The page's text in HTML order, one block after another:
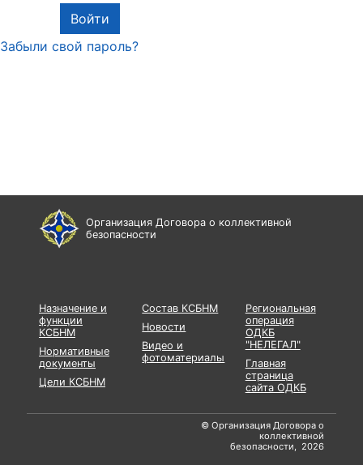
Забыли свой пароль?
Организация Договора о коллективной
безопасности
Назначение и
функции
КСБНМ
Нормативные
документы
Цели КСБНМ
Состав КСБНМ
Новости
Видео и
фотоматериалы
Региональная
операция
ОДКБ
"НЕЛЕГАЛ"
Главная
страница
сайта ОДКБ
© Организация Договора о
коллективной
безопасности, 2026